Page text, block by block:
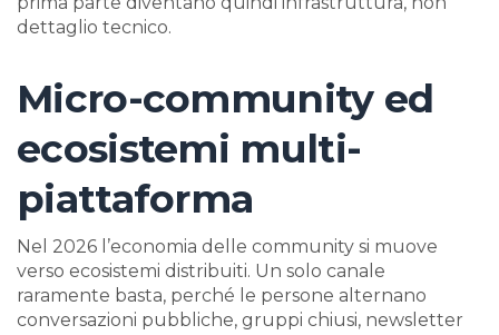
dettaglio tecnico.
Micro-community ed
ecosistemi multi-
piattaforma
Nel 2026 l’economia delle community si muove
verso ecosistemi distribuiti. Un solo canale
raramente basta, perché le persone alternano
conversazioni pubbliche, gruppi chiusi, newsletter